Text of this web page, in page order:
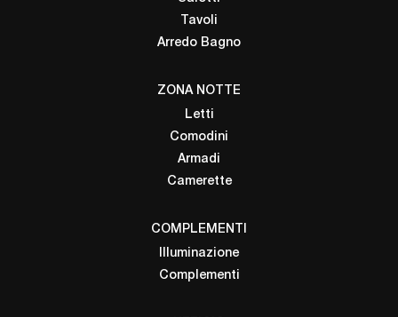
Tavoli
Arredo Bagno
ZONA NOTTE
Letti
Comodini
Armadi
Camerette
COMPLEMENTI
Illuminazione
Complementi